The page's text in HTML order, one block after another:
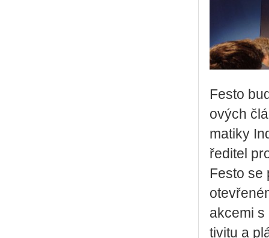
Festo
o­vých
ma­ti­ky
ře­di­tel
Festo se
ak­ce­mi
ti­vi­tu a